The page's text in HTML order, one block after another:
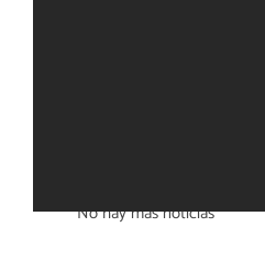
No hay más noticias